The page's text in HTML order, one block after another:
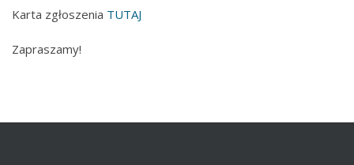
Karta zgłoszenia TUTAJ
Zapraszamy!